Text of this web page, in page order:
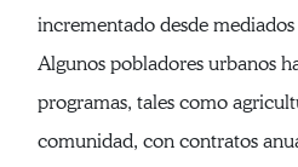
incrementado desde mediados
Algunos pobladores urbanos
programas, tales como
comunidad, con contratos